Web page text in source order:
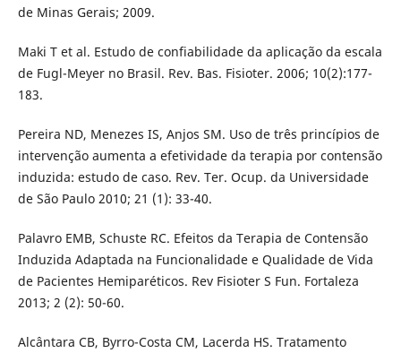
de Minas Gerais; 2009.
Maki T et al. Estudo de confiabilidade da aplicação da escala
de Fugl-Meyer no Brasil. Rev. Bas. Fisioter. 2006; 10(2):177-
183.
Pereira ND, Menezes IS, Anjos SM. Uso de três princípios de
intervenção aumenta a efetividade da terapia por contensão
induzida: estudo de caso. Rev. Ter. Ocup. da Universidade
de São Paulo 2010; 21 (1): 33-40.
Palavro EMB, Schuste RC. Efeitos da Terapia de Contensão
Induzida Adaptada na Funcionalidade e Qualidade de Vida
de Pacientes Hemiparéticos. Rev Fisioter S Fun. Fortaleza
2013; 2 (2): 50-60.
Alcântara CB, Byrro-Costa CM, Lacerda HS. Tratamento